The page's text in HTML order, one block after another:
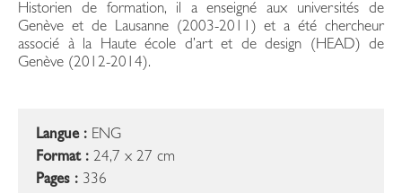
Historien de formation, il a enseigné aux universités de
Genève et de Lausanne (2003-2011) et a été chercheur
associé à la Haute école d’art et de design (HEAD) de
Genève (2012-2014).
Langue : ENG
Format : 24,7 x 27 cm
Pages : 336